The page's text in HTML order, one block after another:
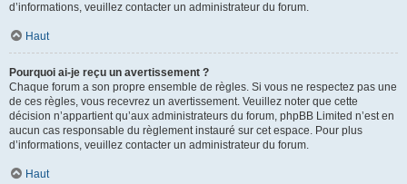
d’informations, veuillez contacter un administrateur du forum.
Haut
Pourquoi ai-je reçu un avertissement ?
Chaque forum a son propre ensemble de règles. Si vous ne respectez pas une
de ces règles, vous recevrez un avertissement. Veuillez noter que cette
décision n’appartient qu’aux administrateurs du forum, phpBB Limited n’est en
aucun cas responsable du règlement instauré sur cet espace. Pour plus
d’informations, veuillez contacter un administrateur du forum.
Haut